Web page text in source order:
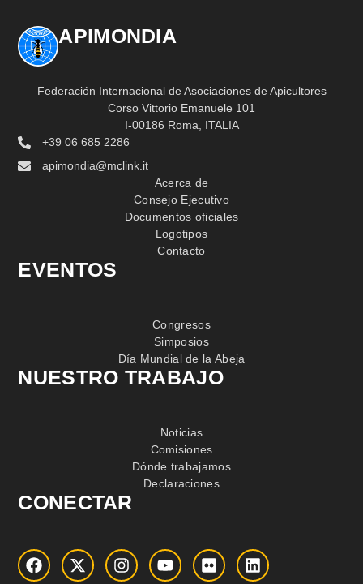
APIMONDIA
Federación Internacional de Asociaciones de Apicultores
Corso Vittorio Emanuele 101
I-00186 Roma, ITALIA
+39 06 685 2286
apimondia@mclink.it
Acerca de
Consejo Ejecutivo
Documentos oficiales
Logotipos
Contacto
EVENTOS
Congresos
Simposios
Día Mundial de la Abeja
NUESTRO TRABAJO
Noticias
Comisiones
Dónde trabajamos
Declaraciones
CONECTAR